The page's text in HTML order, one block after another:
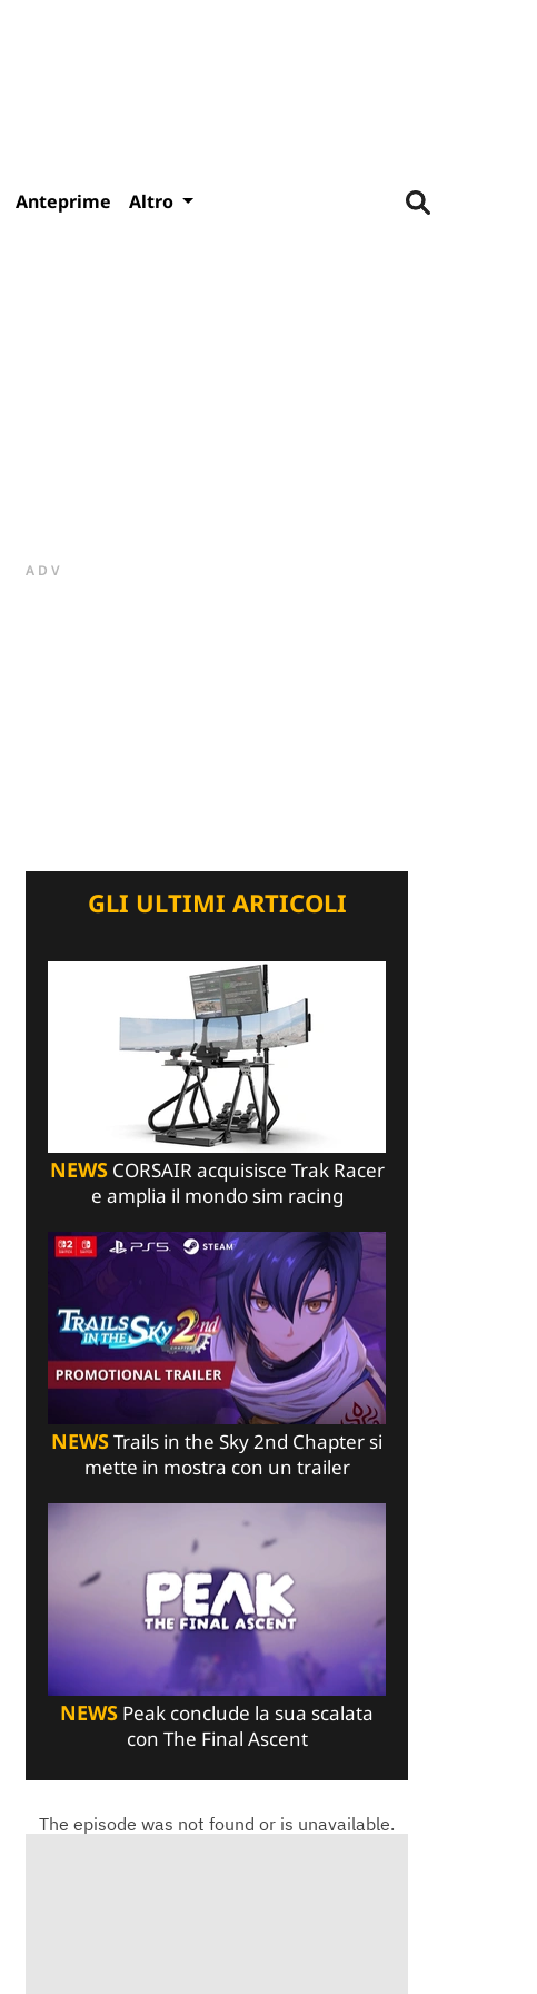
Anteprime Altro
ADV
GLI ULTIMI ARTICOLI
NEWSCORSAIR acquisisce Trak Racer
e amplia il mondo sim racing
NEWSTrails in the Sky 2nd Chapter si
mette in mostra con un trailer
NEWS Peak conclude la sua scalata
con The Final Ascent